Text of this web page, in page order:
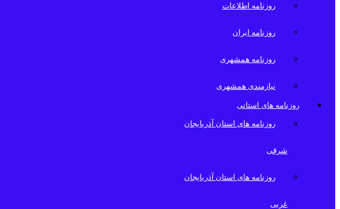
روزنامه اطلاعات
روزنامه ایران
روزنامه همشهری
نیازمندی همشهری
روزنامه های استانی
روزنامه های استان آذربایجان
شرقی
روزنامه های استان آذربایجان
غربی